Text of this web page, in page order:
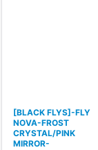
[BLACK FLYS]-FLY
NOVA-FROST
CRYSTAL/PINK
MIRROR-